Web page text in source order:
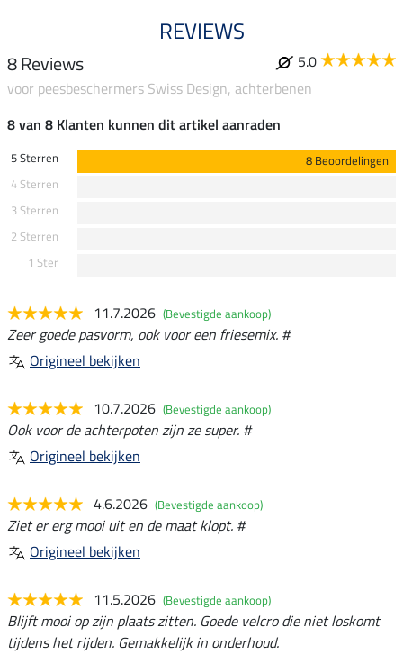
REVIEWS
8 Reviews
5.0
voor peesbeschermers Swiss Design, achterbenen
8 van 8 Klanten kunnen dit artikel aanraden
5 Sterren
8 Beoordelingen
4 Sterren
3 Sterren
2 Sterren
1 Ster
11.7.2026 (Bevestigde aankoop)
Zeer goede pasvorm, ook voor een friesemix. #
Origineel bekijken
10.7.2026 (Bevestigde aankoop)
Ook voor de achterpoten zijn ze super. #
Origineel bekijken
4.6.2026 (Bevestigde aankoop)
Ziet er erg mooi uit en de maat klopt. #
Origineel bekijken
11.5.2026 (Bevestigde aankoop)
Blijft mooi op zijn plaats zitten. Goede velcro die niet loskomt
tijdens het rijden. Gemakkelijk in onderhoud.